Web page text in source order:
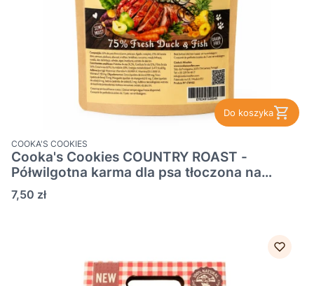
Do koszyka
PRODUCENT
COOKA'S COOKIES
Cooka's Cookies COUNTRY ROAST -
Półwilgotna karma dla psa tłoczona na
zimno z kaczką i rybą 45g
Cena
7,50 zł